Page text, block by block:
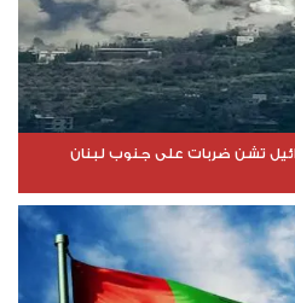
تشن ضربات على جنوب لبنان